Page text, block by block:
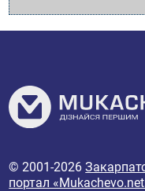
© 2001-2026
портал